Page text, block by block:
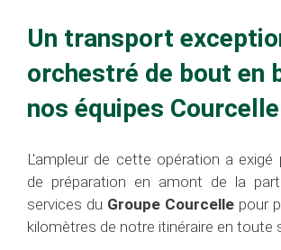
Un transport
orchestré de bout en
nos équipes Courcelle
L'ampleur de cette opération a exigé
de préparation en amont de la
services du Groupe Courcelle pour
kilomètres de notre itinéraire en toute